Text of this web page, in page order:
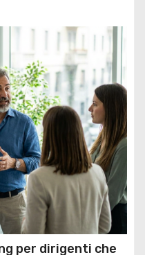
per dirigenti che